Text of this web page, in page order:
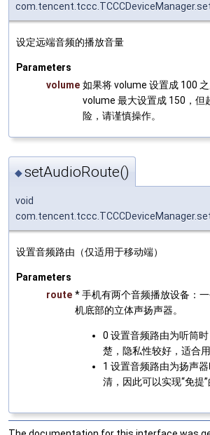
设定远端音频的播放音量
Parameters
volume 如果将 volume 设置成 100
volume 最大设置成 150，但
险，请谨慎操作。
◆setAudioRoute()
void
设置音频路由（仅适用于移动端）
Parameters
route * 手机有两个音频播放设备：
机底部的立体声扬声器。
0 设置音频路由为听筒
楚，隐私性较好，适合
1 设置音频路由为扬声
清，因此可以实现“免提”